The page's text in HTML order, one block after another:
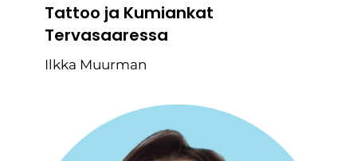
Tattoo ja Kumiankat
Tervasaaressa
Ilkka Muurman